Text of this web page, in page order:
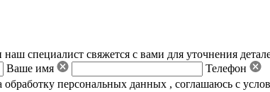
специалист свяжется с вами для уточнения
Ваше имя
Телефон
обработку персональных данных , соглашаюсь с